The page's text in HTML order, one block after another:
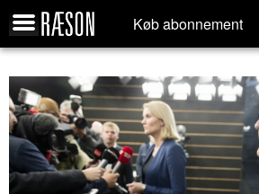
Køb abonnement